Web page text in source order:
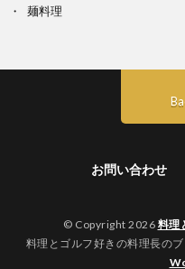
麺料理
お問い合わせ
© Copyright 2026 料理
料理とゴルフ好きの料理長の